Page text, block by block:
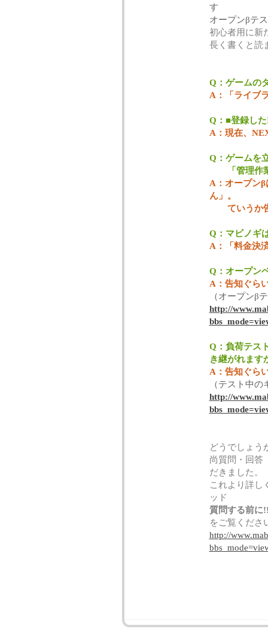
す
オープンβテ
初心者用に新
長く書くと読
Q：ゲームの
A：「ライブ
Q：■登録し
A：現在、
Q：ゲームを
「管理作業
A：オープン
ん」。
ていうか
Q：マビノギ
A：「料金決
Q：オープン
A：告知ぐら
（オープンβ
http://
Q：負荷テス
き継がれます
A：告知ぐら
（テスト中
http://
どうでしょう
尚質問・回答
だきました。
これより詳し
ッド
質問する前に
をご覧くださ
http://